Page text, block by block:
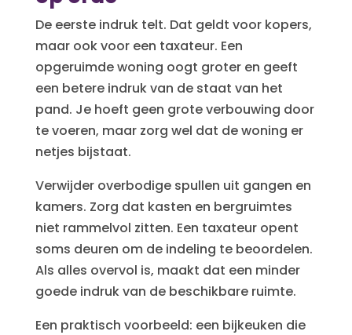
De eerste indruk telt. Dat geldt voor kopers,
maar ook voor een taxateur. Een
opgeruimde woning oogt groter en geeft
een betere indruk van de staat van het
pand. Je hoeft geen grote verbouwing door
te voeren, maar zorg wel dat de woning er
netjes bijstaat.
Verwijder overbodige spullen uit gangen en
kamers. Zorg dat kasten en bergruimtes
niet rammelvol zitten. Een taxateur opent
soms deuren om de indeling te beoordelen.
Als alles overvol is, maakt dat een minder
goede indruk van de beschikbare ruimte.
Een praktisch voorbeeld: een bijkeuken die